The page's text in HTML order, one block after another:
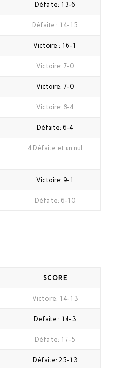
Défaite: 13-6
Défaite : 14-15
Victoire : 16-1
Victoire: 7-0
Victoire: 7-0
Victoire: 8-4
Défaite: 6-4
4 Défaite et un nul
Victoire: 9-1
Défaite: 6-10
SCORE
Victoire: 14-13
Defaite : 14-3
Défaite: 17-5
Défaite: 25-13